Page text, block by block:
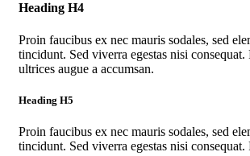
Heading H4
Proin faucibus ex nec mauris sodales, sed
tincidunt. Sed viverra egestas nisi consequat.
ultrices augue a accumsan.
Heading H5
Proin faucibus ex nec mauris sodales, sed
tincidunt. Sed viverra egestas nisi consequat.